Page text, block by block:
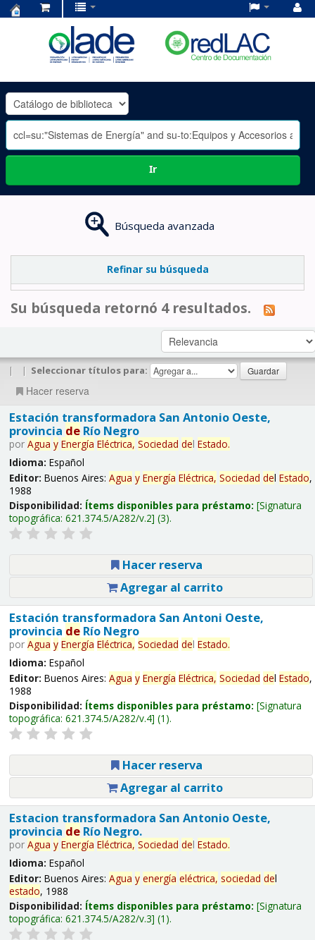
OLADE
-
Ir
Búsqueda avanzada
Refinar su búsqueda
Su búsqueda retornó 4 resultados.
| | Seleccionar títulos para:
Hacer reserva
Estación transformadora San Antonio Oeste,
provincia deRío Negro
por Agua y Energía Eléctrica, Sociedad del Estado.
Idioma: Español
Editor: Buenos Aires: Agua y Energía Eléctrica, Sociedad del Estado,
1988
Disponibilidad: Ítems disponibles para préstamo: Signatura
topográfica: 621.374.5/A282/v.2 (3).
Hacer reserva
Agregar al carrito
Estación transformadora San Antoni Oeste,
provincia deRío Negro
por Agua y Energía Eléctrica, Sociedad del Estado.
Idioma: Español
Editor: Buenos Aires: Agua y Energía Eléctrica, Sociedad del Estado,
1988
Disponibilidad: Ítems disponibles para préstamo: Signatura
topográfica: 621.374.5/A282/v.4 (1).
Hacer reserva
Agregar al carrito
Estacion transformadora San Antonio Oeste,
provincia deRío Negro.
por Agua y Energía Eléctrica, Sociedad del Estado.
Idioma: Español
Editor: Buenos Aires: Agua y energía eléctrica, sociedad del
estado, 1988
Disponibilidad: Ítems disponibles para préstamo: Signatura
topográfica: 621.374.5/A282/v.3 (1).